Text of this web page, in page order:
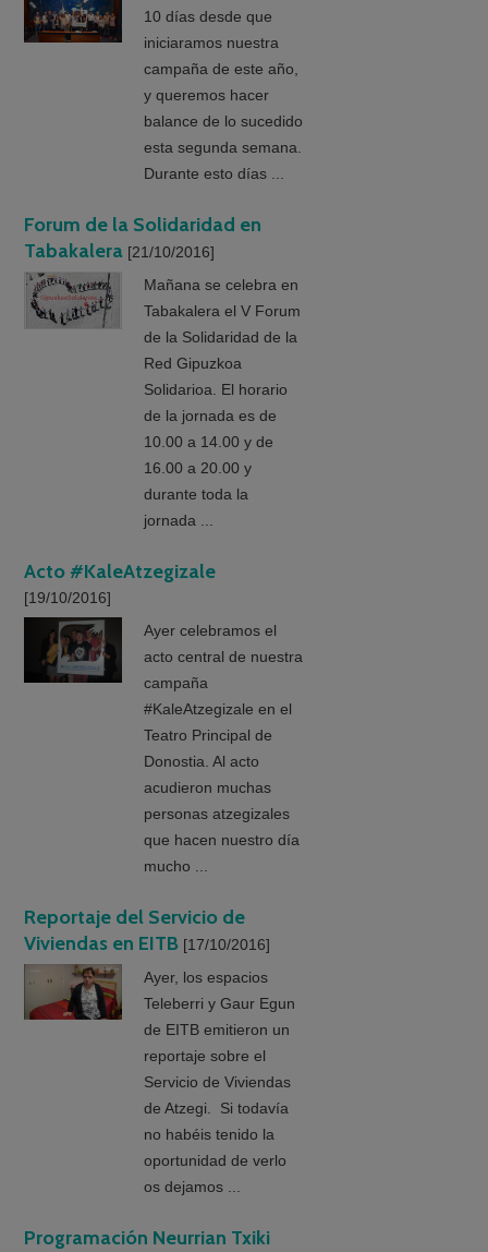
10 días desde que
iniciaramos nuestra
campaña de este año,
y queremos hacer
balance de lo sucedido
esta segunda semana.
Durante esto días ...
Forum de la Solidaridad en
Tabakalera [21/10/2016]
Mañana se celebra en
Tabakalera el V Forum
de la Solidaridad de la
Red Gipuzkoa
Solidarioa. El horario
de la jornada es de
10.00 a 14.00 y de
16.00 a 20.00 y
durante toda la
jornada ...
Acto #KaleAtzegizale
[19/10/2016]
Ayer celebramos el
acto central de nuestra
campaña
#KaleAtzegizale en el
Teatro Principal de
Donostia. Al acto
acudieron muchas
personas atzegizales
que hacen nuestro día
mucho ...
Reportaje del Servicio de
Viviendas en EITB [17/10/2016]
Ayer, los espacios
Teleberri y Gaur Egun
de EITB emitieron un
reportaje sobre el
Servicio de Viviendas
de Atzegi. Si todavía
no habéis tenido la
oportunidad de verlo
os dejamos ...
Programación Neurrian Txiki